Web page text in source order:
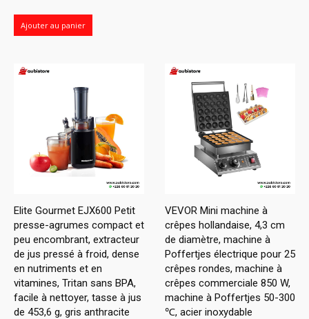
Ajouter au panier
Elite Gourmet EJX600 Petit
presse-agrumes compact et
peu encombrant, extracteur
de jus pressé à froid, dense
en nutriments et en
vitamines, Tritan sans BPA,
facile à nettoyer, tasse à jus
de 453,6 g, gris anthracite
VEVOR Mini machine à
crêpes hollandaise, 4,3 cm
de diamètre, machine à
Poffertjes électrique pour 25
crêpes rondes, machine à
crêpes commerciale 850 W,
machine à Poffertjes 50-300
℃, acier inoxydable